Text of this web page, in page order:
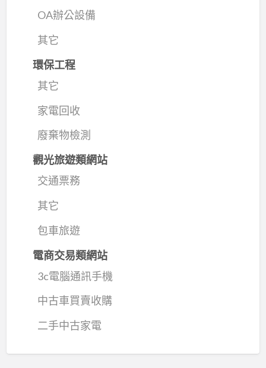
OA辦公設備
其它
環保工程
其它
家電回收
廢棄物檢測
觀光旅遊類網站
交通票務
其它
包車旅遊
電商交易類網站
3c電腦通訊手機
中古車買賣收購
二手中古家電